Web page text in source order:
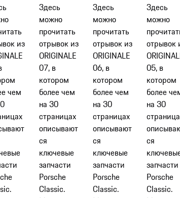
из
чем
Здесь
можно
прочитать
отрывок из
ORIGINALE
07, в
котором
более чем
на 30
страницах
описывают
ся
ключевые
запчасти
Porsche
Classic.
Здесь
можно
прочитать
отрывок из
ORIGINALE
06, в
котором
более чем
на 30
страницах
описывают
ся
ключевые
запчасти
Porsche
Classic.
Здесь
можно
отрывок
05, в
котором
более
на 30
ся
запчасти
Porsche
Classic.